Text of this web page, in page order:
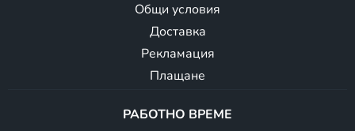
Общи условия
Доставка
Рекламация
Плащане
РАБОТНО ВРЕМЕ